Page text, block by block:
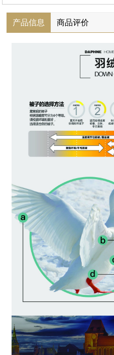
产品信息 商品评价